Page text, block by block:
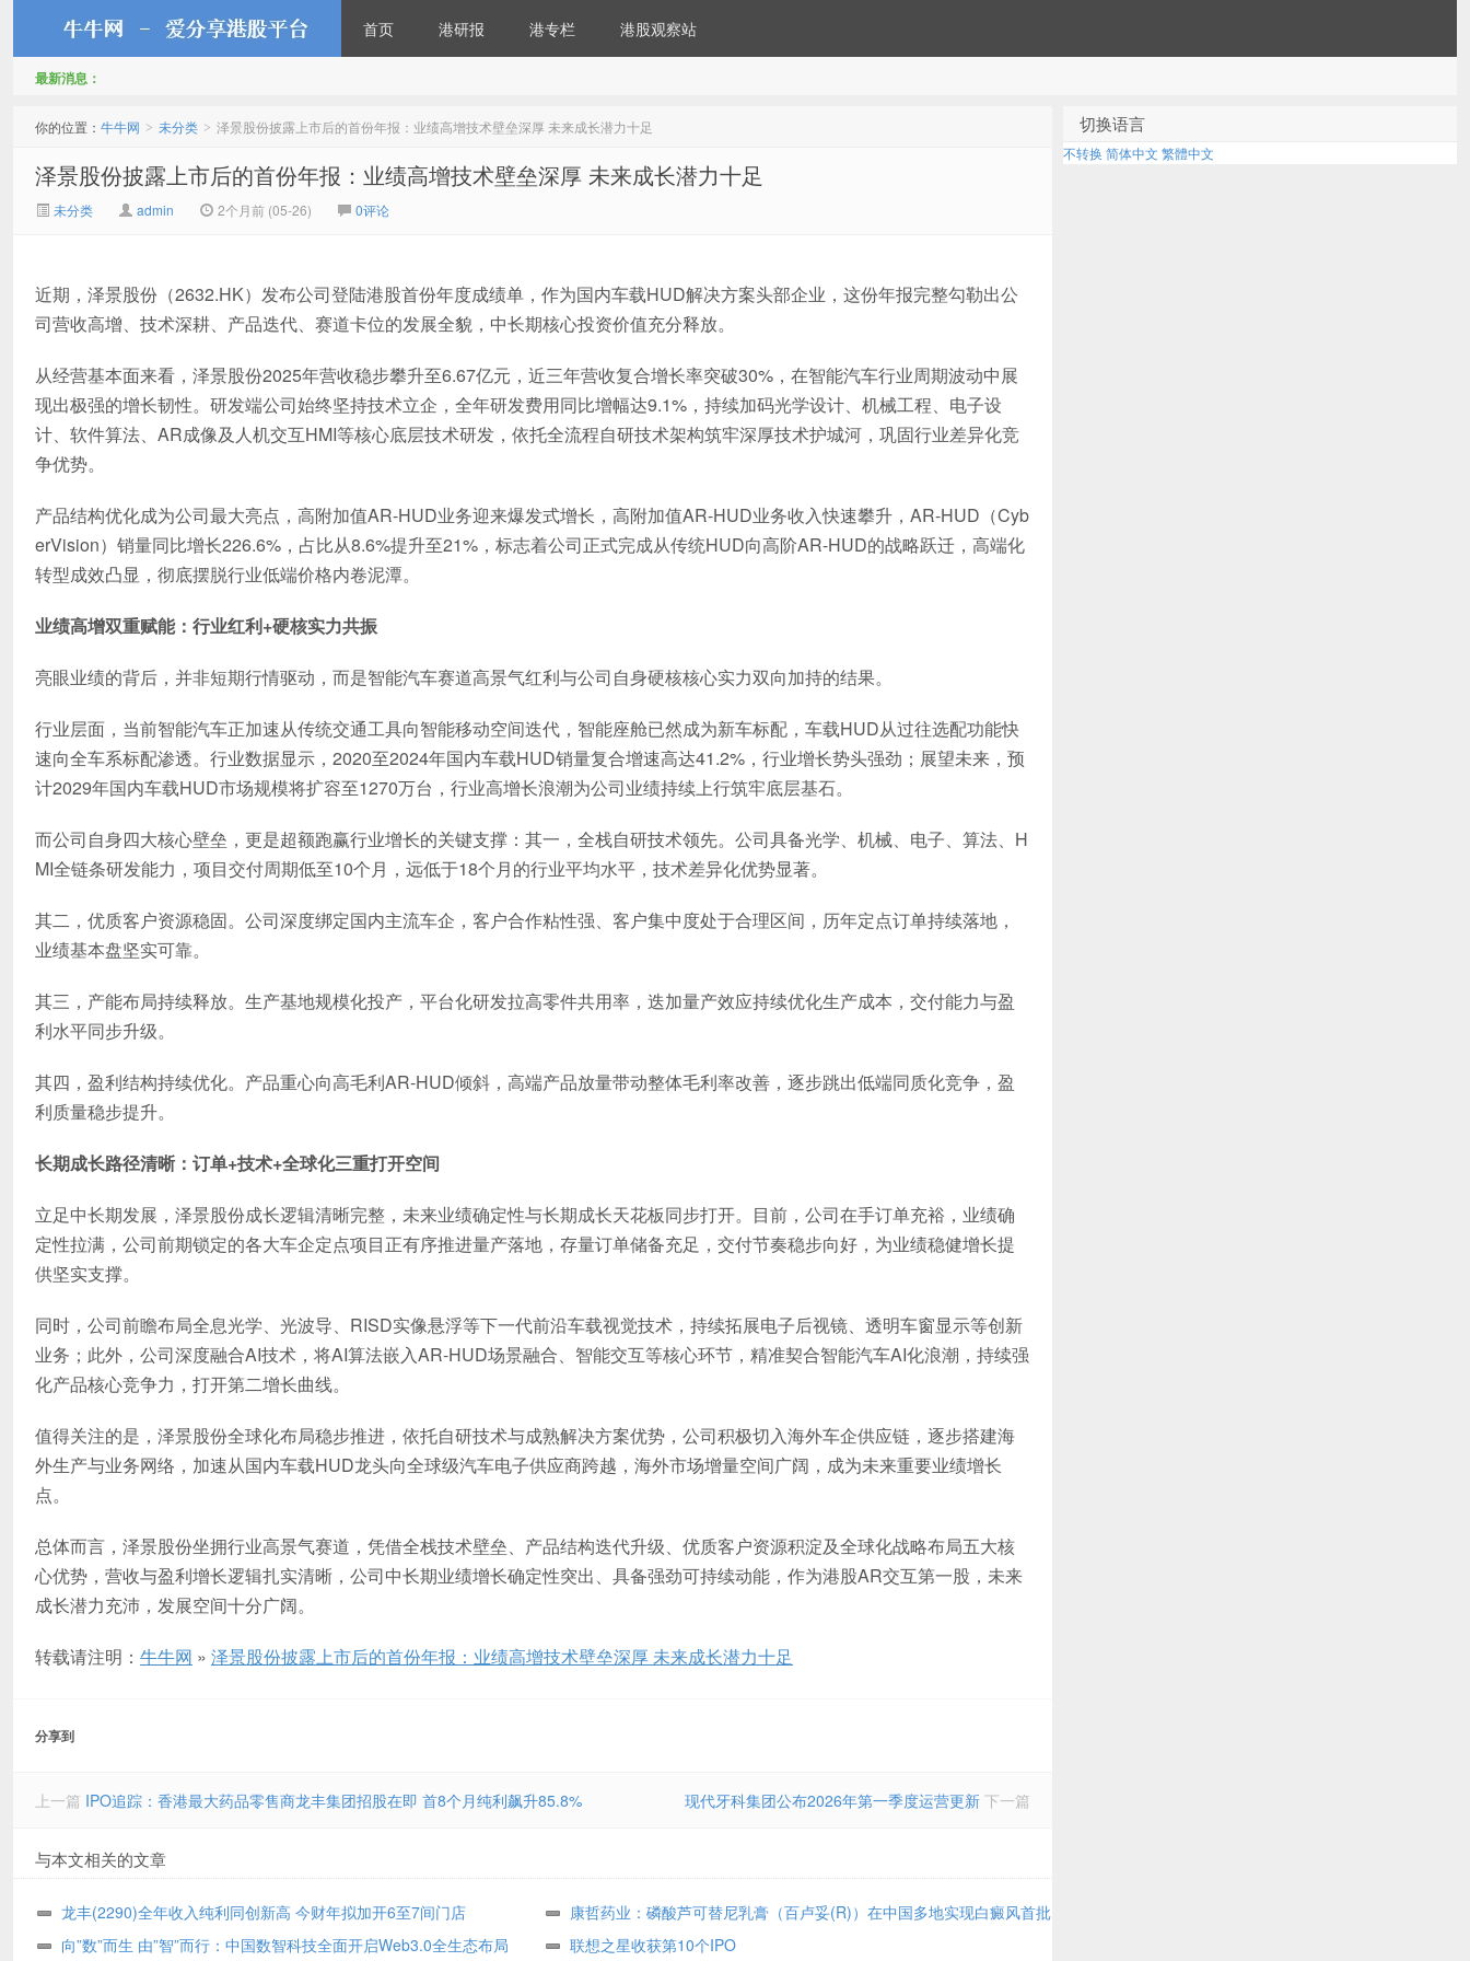
首页 港研报 港专栏 港股观察站
最新消息：
你的位置： 牛牛网 > 未分类 > 泽景股份披露上市后的首份年报：业绩高增技术壁垒深厚 未来成长潜力十足
泽景股份披露上市后的首份年报：业绩高增技术壁垒深厚 未来成长潜力十足
未分类 admin 2个月前 (05-26) 0评论
近期，泽景股份（2632.HK）发布公司登陆港股首份年度成绩单，作为国内车载HUD解决方案头部企业，这份年报完整勾勒出公
司营收高增、技术深耕、产品迭代、赛道卡位的发展全貌，中长期核心投资价值充分释放。
从经营基本面来看，泽景股份2025年营收稳步攀升至6.67亿元，近三年营收复合增长率突破30%，在智能汽车行业周期波动中展
现出极强的增长韧性。研发端公司始终坚持技术立企，全年研发费用同比增幅达9.1%，持续加码光学设计、机械工程、电子设
计、软件算法、AR成像及人机交互HMI等核心底层技术研发，依托全流程自研技术架构筑牢深厚技术护城河，巩固行业差异化竞
争优势。
产品结构优化成为公司最大亮点，高附加值AR-HUD业务迎来爆发式增长，高附加值AR-HUD业务收入快速攀升，AR-HUD（Cyb
erVision）销量同比增长226.6%，占比从8.6%提升至21%，标志着公司正式完成从传统HUD向高阶AR-HUD的战略跃迁，高端化
转型成效凸显，彻底摆脱行业低端价格内卷泥潭。
业绩高增双重赋能：行业红利+硬核实力共振
亮眼业绩的背后，并非短期行情驱动，而是智能汽车赛道高景气红利与公司自身硬核核心实力双向加持的结果。
行业层面，当前智能汽车正加速从传统交通工具向智能移动空间迭代，智能座舱已然成为新车标配，车载HUD从过往选配功能快
速向全车系标配渗透。行业数据显示，2020至2024年国内车载HUD销量复合增速高达41.2%，行业增长势头强劲；展望未来，预
计2029年国内车载HUD市场规模将扩容至1270万台，行业高增长浪潮为公司业绩持续上行筑牢底层基石。
而公司自身四大核心壁垒，更是超额跑赢行业增长的关键支撑：其一，全栈自研技术领先。公司具备光学、机械、电子、算法、H
MI全链条研发能力，项目交付周期低至10个月，远低于18个月的行业平均水平，技术差异化优势显著。
其二，优质客户资源稳固。公司深度绑定国内主流车企，客户合作粘性强、客户集中度处于合理区间，历年定点订单持续落地，
业绩基本盘坚实可靠。
其三，产能布局持续释放。生产基地规模化投产，平台化研发拉高零件共用率，迭加量产效应持续优化生产成本，交付能力与盈
利水平同步升级。
其四，盈利结构持续优化。产品重心向高毛利AR-HUD倾斜，高端产品放量带动整体毛利率改善，逐步跳出低端同质化竞争，盈
利质量稳步提升。
长期成长路径清晰：订单+技术+全球化三重打开空间
立足中长期发展，泽景股份成长逻辑清晰完整，未来业绩确定性与长期成长天花板同步打开。目前，公司在手订单充裕，业绩确
定性拉满，公司前期锁定的各大车企定点项目正有序推进量产落地，存量订单储备充足，交付节奏稳步向好，为业绩稳健增长提
供坚实支撑。
同时，公司前瞻布局全息光学、光波导、RISD实像悬浮等下一代前沿车载视觉技术，持续拓展电子后视镜、透明车窗显示等创新
业务；此外，公司深度融合AI技术，将AI算法嵌入AR-HUD场景融合、智能交互等核心环节，精准契合智能汽车AI化浪潮，持续强
化产品核心竞争力，打开第二增长曲线。
值得关注的是，泽景股份全球化布局稳步推进，依托自研技术与成熟解决方案优势，公司积极切入海外车企供应链，逐步搭建海
外生产与业务网络，加速从国内车载HUD龙头向全球级汽车电子供应商跨越，海外市场增量空间广阔，成为未来重要业绩增长
点。
总体而言，泽景股份坐拥行业高景气赛道，凭借全栈技术壁垒、产品结构迭代升级、优质客户资源积淀及全球化战略布局五大核
心优势，营收与盈利增长逻辑扎实清晰，公司中长期业绩增长确定性突出、具备强劲可持续动能，作为港股AR交互第一股，未来
成长潜力充沛，发展空间十分广阔。
转载请注明： 牛牛网 » 泽景股份披露上市后的首份年报：业绩高增技术壁垒深厚 未来成长潜力十足
分享到
上一篇 IPO追踪：香港最大药品零售商龙丰集团招股在即 首8个月纯利飙升85.8% 现代牙科集团公布2026年第一季度运营更新 下一篇
与本文相关的文章
龙丰(2290)全年收入纯利同创新高 今财年拟加开6至7间门店
康哲药业：磷酸芦可替尼乳膏（百卢妥(R)）在中国多地实现白癜风首批
处方落地
向”数”而生 由”智”而行：中国数智科技全面开启Web3.0全生态布局 联想之星收获第10个IPO
切换语言
不转换 简体中文 繁體中文